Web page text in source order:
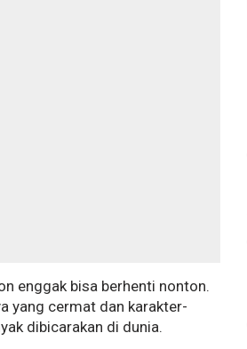
enggak bisa berhenti nonton.
yang cermat dan karakter-
dibicarakan di dunia.